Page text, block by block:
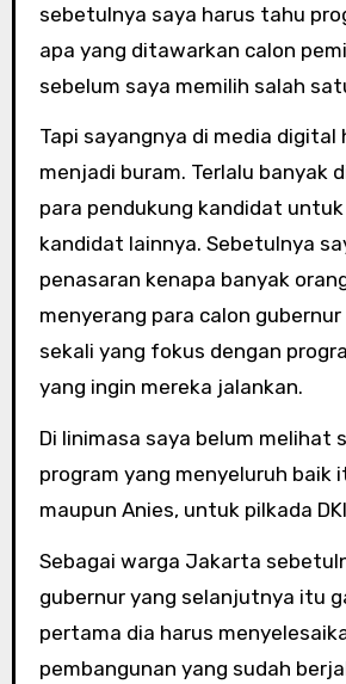
sebetulnya saya harus tahu
apa yang ditawarkan calon
sebelum saya memilih salah
Tapi sayangnya di media digital
menjadi buram. Terlalu banyak
para pendukung kandidat
kandidat lainnya. Sebetulnya
penasaran kenapa banyak
menyerang para calon
sekali yang fokus dengan
yang ingin mereka jalankan.
Di linimasa saya belum melihat
program yang menyeluruh baik
maupun Anies, untuk pilkada
Sebagai warga Jakarta
gubernur yang selanjutnya itu
pertama dia harus
pembangunan yang sudah